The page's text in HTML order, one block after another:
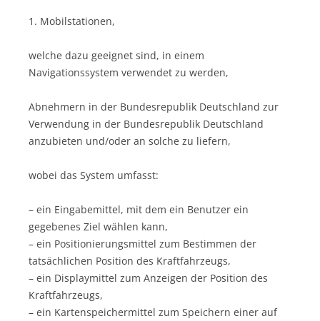
1. Mobilstationen,
welche dazu geeignet sind, in einem
Navigationssystem verwendet zu werden,
Abnehmern in der Bundesrepublik Deutschland zur
Verwendung in der Bundesrepublik Deutschland
anzubieten und/oder an solche zu liefern,
wobei das System umfasst:
– ein Eingabemittel, mit dem ein Benutzer ein
gegebenes Ziel wählen kann,
– ein Positionierungsmittel zum Bestimmen der
tatsächlichen Position des Kraftfahrzeugs,
– ein Displaymittel zum Anzeigen der Position des
Kraftfahrzeugs,
– ein Kartenspeichermittel zum Speichern einer auf